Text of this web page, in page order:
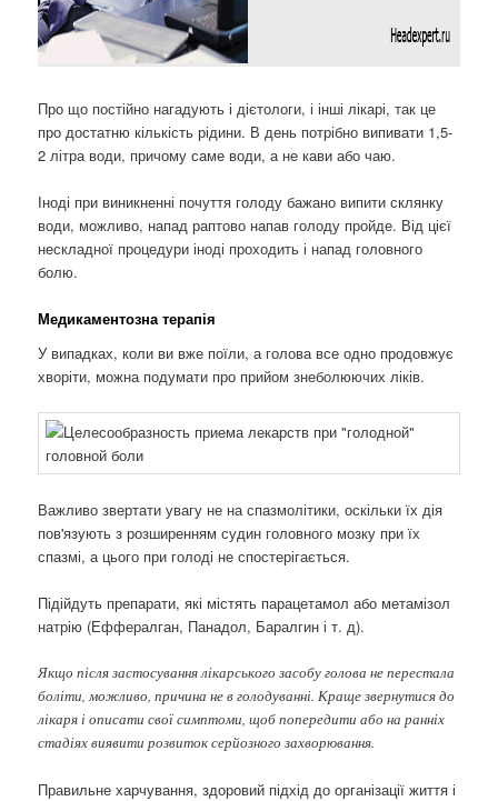
Про що постійно нагадують і дієтологи, і інші лікарі, так це
про достатню кількість рідини. В день потрібно випивати 1,5-
2 літра води, причому саме води, а не кави або чаю.
Іноді при виникненні почуття голоду бажано випити склянку
води, можливо, напад раптово напав голоду пройде. Від цієї
нескладної процедури іноді проходить і напад головного
болю.
Медикаментозна терапія
У випадках, коли ви вже поїли, а голова все одно продовжує
хворіти, можна подумати про прийом знеболюючих ліків.
Важливо звертати увагу не на спазмолітики, оскільки їх дія
пов'язують з розширенням судин головного мозку при їх
спазмі, а цього при голоді не спостерігається.
Підійдуть препарати, які містять парацетамол або метамізол
натрію (Еффералган, Панадол, Баралгин і т. д).
Якщо після застосування лікарського засобу голова не перестала
боліти, можливо, причина не в голодуванні. Краще звернутися до
лікаря і описати свої симптоми, щоб попередити або на ранніх
стадіях виявити розвиток серйозного захворювання.
Правильне харчування, здоровий підхід до організації життя і